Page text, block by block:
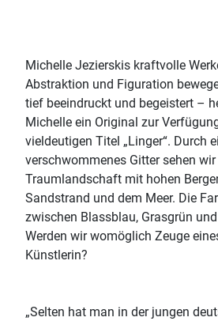
Michelle Jezierskis kraftvolle
Abstraktion und Figuration
tief beeindruckt und begeistert –
Michelle ein Original zur
vieldeutigen Titel „Linger“. Durch
verschwommenes Gitter sehen wir
Traumlandschaft mit hohen
Sandstrand und dem Meer. Die
zwischen Blassblau, Grasgrün
Werden wir womöglich Zeuge
Künstlerin?
„Selten hat man in der jungen